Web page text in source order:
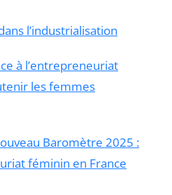
l’industrialisation
à l’entrepreneuriat
les femmes
Baromètre 2025 :
féminin en France